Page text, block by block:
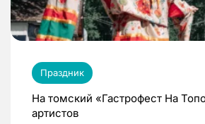
Праздник
На томский «Гастрофест На
артистов